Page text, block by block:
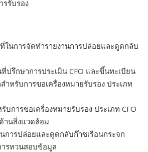
รรับรอง
นการจัดทำรายงานการปล่อยและดูดกลับ
ปรึกษาการประเมิน CFO และขึ้นทะเบียน
ำหรับการขอเครื่องหมายรับรอง ประเภท
บการขอเครื่องหมายรับรอง ประเภท CFO
านสิ่งแวดล้อม
การปล่อยและดูดกลับก๊าซเรือนกระจก
รทวนสอบข้อมูล